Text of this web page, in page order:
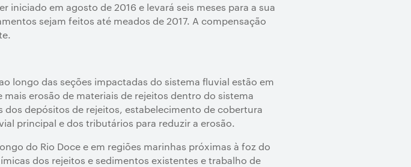
iniciado em agosto de 2016 e levará seis meses para a sua
sejam feitos até meados de 2017. A compensação
longo das seções impactadas do sistema fluvial estão em
erosão de materiais de rejeitos dentro do sistema
depósitos de rejeitos, estabelecimento de cobertura
principal e dos tributários para reduzir a erosão.
do Rio Doce e em regiões marinhas próximas à foz do
dos rejeitos e sedimentos existentes e trabalho de